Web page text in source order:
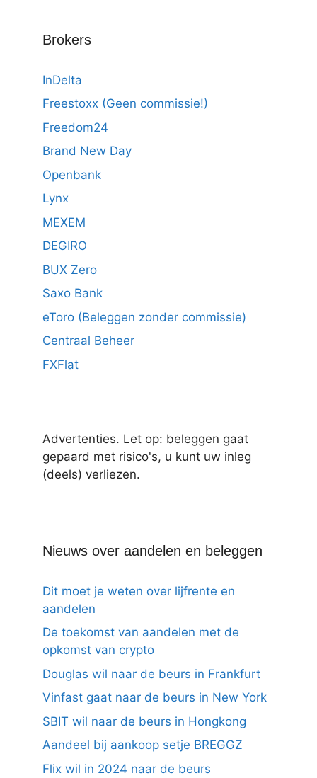
Brokers
InDelta
Freestoxx (Geen commissie!)
Freedom24
Brand New Day
Openbank
Lynx
MEXEM
DEGIRO
BUX Zero
Saxo Bank
eToro (Beleggen zonder commissie)
Centraal Beheer
FXFlat
Advertenties. Let op: beleggen gaat
gepaard met risico's, u kunt uw inleg
(deels) verliezen.
Nieuws over aandelen en beleggen
Dit moet je weten over lijfrente en
aandelen
De toekomst van aandelen met de
opkomst van crypto
Douglas wil naar de beurs in Frankfurt
Vinfast gaat naar de beurs in New York
SBIT wil naar de beurs in Hongkong
Aandeel bij aankoop setje BREGGZ
Flix wil in 2024 naar de beurs